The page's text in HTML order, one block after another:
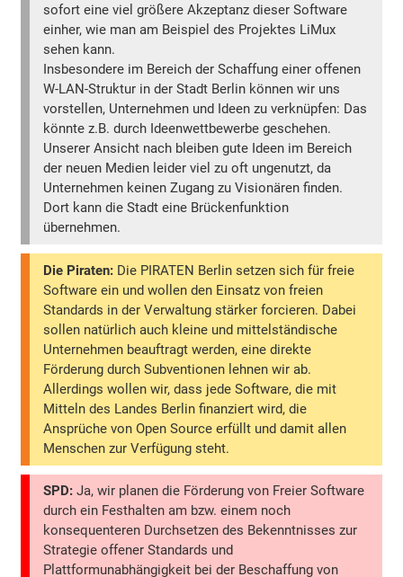
sofort eine viel größere Akzeptanz dieser Software
einher, wie man am Beispiel des Projektes LiMux
sehen kann.
Insbesondere im Bereich der Schaffung einer offenen
W-LAN-Struktur in der Stadt Berlin können wir uns
vorstellen, Unternehmen und Ideen zu verknüpfen: Das
könnte z.B. durch Ideenwettbewerbe geschehen.
Unserer Ansicht nach bleiben gute Ideen im Bereich
der neuen Medien leider viel zu oft ungenutzt, da
Unternehmen keinen Zugang zu Visionären finden.
Dort kann die Stadt eine Brückenfunktion
übernehmen.
Die Piraten: Die PIRATEN Berlin setzen sich für freie
Software ein und wollen den Einsatz von freien
Standards in der Verwaltung stärker forcieren. Dabei
sollen natürlich auch kleine und mittelständische
Unternehmen beauftragt werden, eine direkte
Förderung durch Subventionen lehnen wir ab.
Allerdings wollen wir, dass jede Software, die mit
Mitteln des Landes Berlin finanziert wird, die
Ansprüche von Open Source erfüllt und damit allen
Menschen zur Verfügung steht.
SPD: Ja, wir planen die Förderung von Freier Software
durch ein Festhalten am bzw. einem noch
konsequenteren Durchsetzen des Bekenntnisses zur
Strategie offener Standards und
Plattformunabhängigkeit bei der Beschaffung von